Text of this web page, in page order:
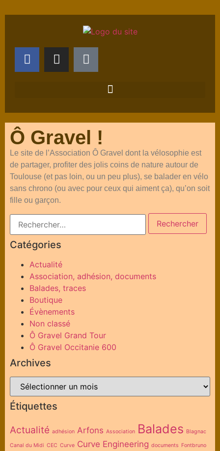
Ô Gravel !
Le site de l’Association Ô Gravel dont la vélosophie est
de partager, profiter des jolis coins de nature autour de
Toulouse (et pas loin, ou un peu plus), se balader en vélo
sans chrono (ou avec pour ceux qui aiment ça), qu’on soit
fille ou garçon.
Catégories
Actualité
Association, adhésion, documents
Balades, traces
Boutique
Évènements
Non classé
Ô Gravel Grand Tour
Ô Gravel Occitanie 600
Archives
Étiquettes
Actualité adhésion Arfons Association Balades Blagnac
Canal du Midi CEC Curve Curve Engineering documents Fontbruno